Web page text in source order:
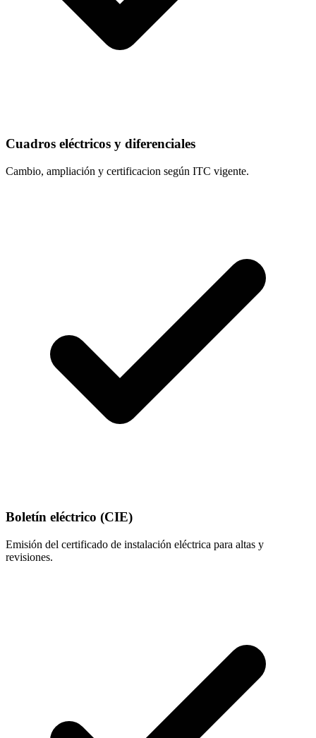
Cuadros eléctricos y diferenciales
Cambio, ampliación y certificacion según ITC vigente.
Boletín eléctrico (CIE)
Emisión del certificado de instalación eléctrica para altas y
revisiones.